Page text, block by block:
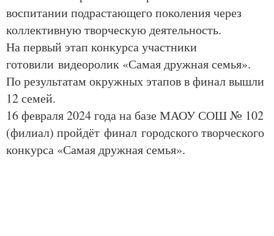
воспитании подрастающего поколения через
коллективную творческую деятельность.
На первый этап конкурса участники
готовили видеоролик «Самая дружная семья».
По результатам окружных этапов в финал вышли
12 семей.
16 февраля 2024 года на базе МАОУ СОШ № 102
(филиал) пройдёт финал городского творческого
конкурса «Самая дружная семья».